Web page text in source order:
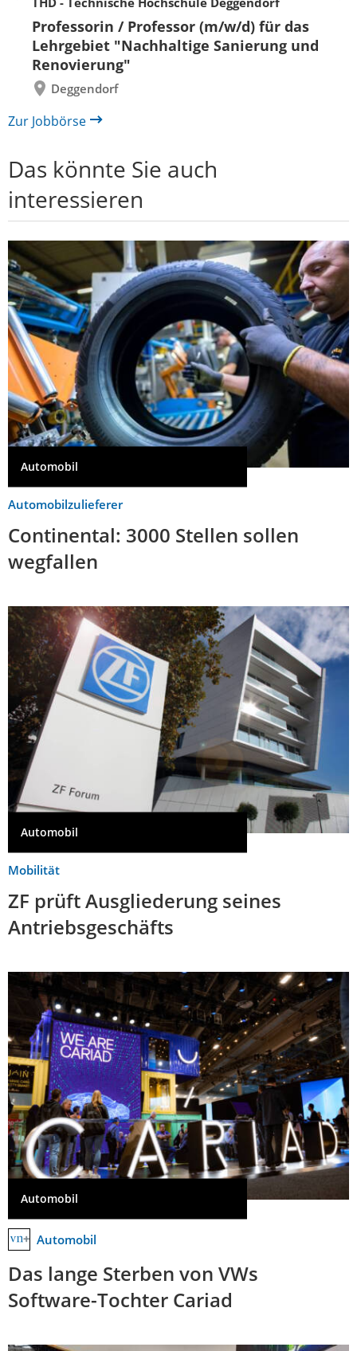
Professorin / Professor (m/w/d) für das
Lehrgebiet "Nachhaltige Sanierung und
Renovierung"
Deggendorf
zurück
Zur Jobbörse
Das könnte Sie auch
interessieren
Automobil
Automobilzulieferer
Continental: 3000 Stellen sollen
wegfallen
Automobil
Mobilität
ZF prüft Ausgliederung seines
Antriebsgeschäfts
Automobil
Automobil
Das lange Sterben von VWs
Software-Tochter Cariad